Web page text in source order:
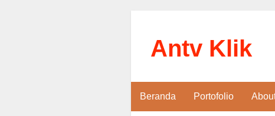
Antv Klik
Beranda Portofolio